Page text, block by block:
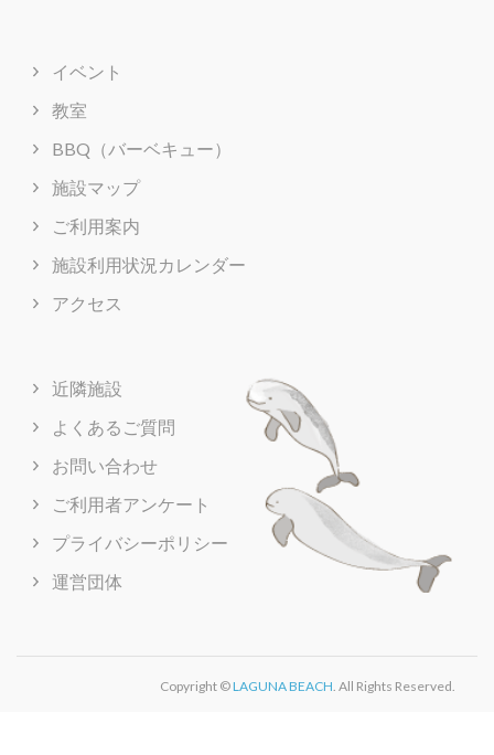
イベント
教室
BBQ（バーベキュー）
施設マップ
ご利用案内
施設利用状況カレンダー
アクセス
近隣施設
よくあるご質問
お問い合わせ
ご利用者アンケート
プライバシーポリシー
運営団体
Copyright ©LAGUNA BEACH. All Rights Reserved.